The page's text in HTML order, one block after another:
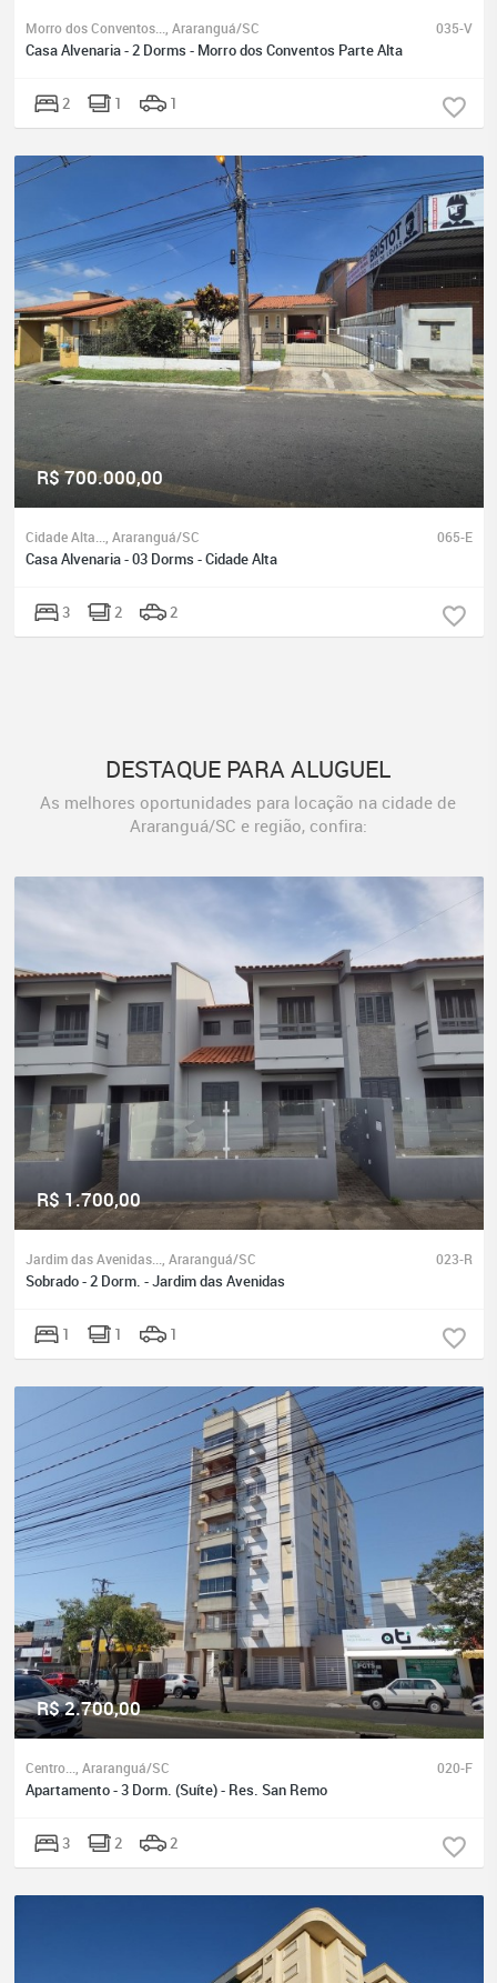
Morro dos Conventos..., Araranguá/SC 035-V
Casa Alvenaria - 2 Dorms - Morro dos Conventos Parte Alta
2 1 1
R$ 700.000,00
Cidade Alta..., Araranguá/SC 065-E
Casa Alvenaria - 03 Dorms - Cidade Alta
3 2 2
DESTAQUE PARA ALUGUEL
As melhores oportunidades para locação na cidade de
Araranguá/SC e região, confira:
R$ 1.700,00
Jardim das Avenidas..., Araranguá/SC 023-R
Sobrado - 2 Dorm. - Jardim das Avenidas
1 1 1
R$ 2.700,00
Centro..., Araranguá/SC 020-F
Apartamento - 3 Dorm. (Suíte) - Res. San Remo
3 2 2